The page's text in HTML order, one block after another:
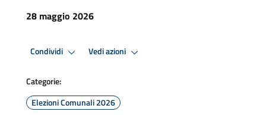
28 maggio 2026
Condividi Vedi azioni
Categorie:
Elezioni Comunali 2026